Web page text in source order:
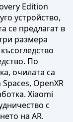
Edition
устройство,
се предлагат в
размера
По
очилата са
OpenXR
Xiaomi
с
на AR.